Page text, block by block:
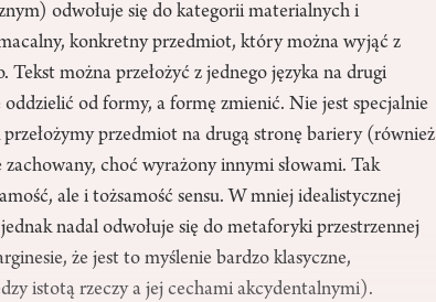
odwołuje się do kategorii materialnych i
konkretny przedmiot, który można wyjąć z
Tekst można przełożyć z jednego języka na drugi
od formy, a formę zmienić. Nie jest specjalnie
przedmiot na drugą stronę bariery (również
choć wyrażony innymi słowami. Tak
ale i tożsamość sensu. W mniej idealistycznej
nadal odwołuje się do metaforyki przestrzennej
że jest to myślenie bardzo klasyczne,
istotą rzeczy a jej cechami akcydentalnymi).